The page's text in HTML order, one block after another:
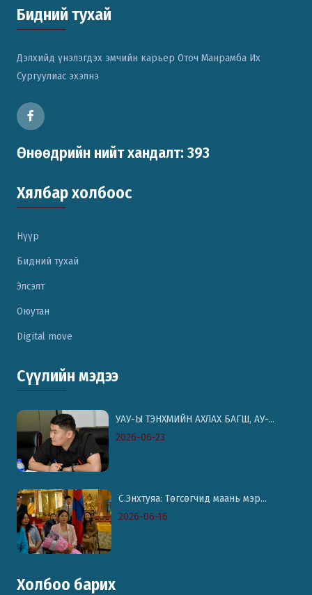
Бидний тухай
Дэлхийд үнэлэгдэх эмчийн карьер Оточ Манрамба Их
Сургуулиас эхэлнэ
Өнөөдрийн нийт хандалт: 393
Хялбар холбоос
Нүүр
Бидний тухай
Элсэлт
Оюутан
Digital move
Сүүлийн мэдээ
УАУ-Ы ТЭНХМИЙН АХЛАХ БАГШ, АУ-...
2026-06-23
С.Энхтуяа: Төгсөгчид маань мэр...
2026-06-16
Холбоо барих